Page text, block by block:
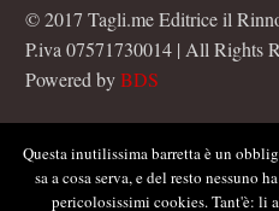
© 2017 Tagli.me Editrice il
P.iva 07571730014 | All Rights
Powered byBDS
Questa inutilissima barretta è un
sa a cosa serva, e del resto nessuno
pericolosissimi cookies. Tant'è: li